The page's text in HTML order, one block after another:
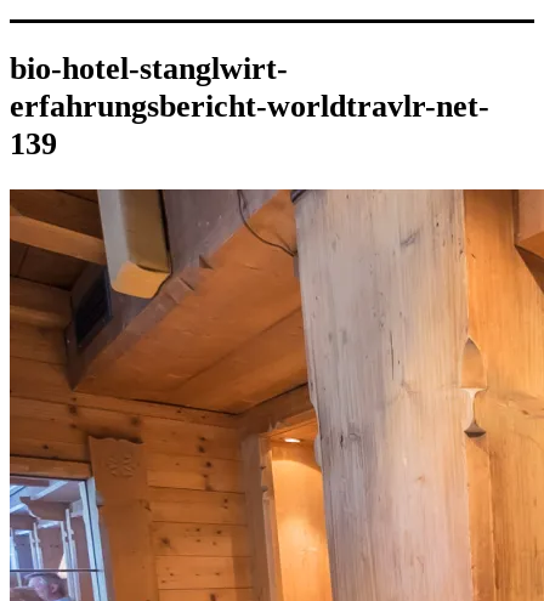
bio-hotel-stanglwirt-
erfahrungsbericht-worldtravlr-net-
139